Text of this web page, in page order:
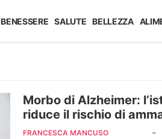
BENESSERE SALUTE BELLEZZA
Morbo di Alzheimer:
riduce il rischio di
FRANCESCA MANCUSO -